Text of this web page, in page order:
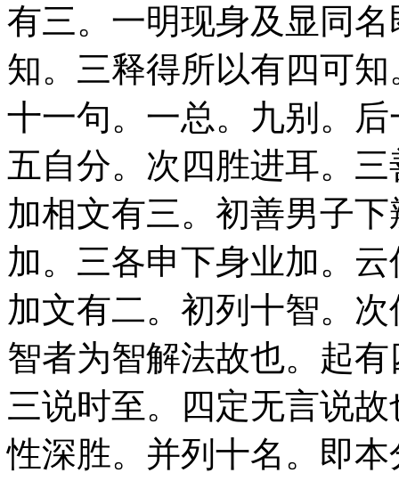
有三。一明现身及显同
知。三释得所以有四可
十一句。一总。九别。
五自分。次四胜进耳。
加相文有三。初善男子
加。三各申下身业加。
加文有二。初列十智。
智者为智解法故也。起
三说时至。四定无言说
性深胜。并列十名。即